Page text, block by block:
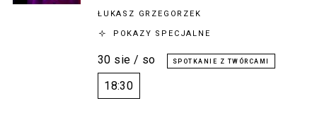
ŁUKASZ GRZEGORZEK
POKAZY SPECJALNE
30 sie / so
18:30